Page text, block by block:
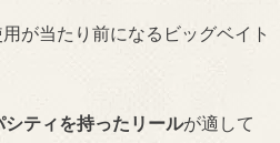
が当たり前になるビッグベイト
ティを持ったリールが適して